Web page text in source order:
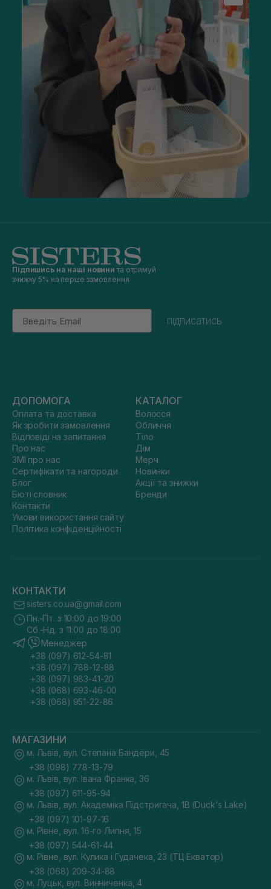
Підпишись на наші новини та отримуй
знижку 5% на перше замовлення
Email
підписатись
ДОПОМОГА
Оплата та доставка
Як зробити замовлення
Відповіді на запитання
Про нас
ЗМІ про нас
Сертифікати та нагороди
Блог
Бюті словник
Контакти
Умови використання сайту
Політика конфіденційності
КАТАЛОГ
Волосся
Обличчя
Тіло
Дім
Мерч
Новинки
Акції та знижки
Бренди
КОНТАКТИ
sisters.co.ua@gmail.com
Пн.-Пт. з 10:00 до 19:00
Сб.-Нд. з 11:00 до 18:00
Менеджер
+38 (097) 612-54-81
+38 (097) 788-12-88
+38 (097) 983-41-20
+38 (068) 693-46-00
+38 (068) 951-22-86
МАГАЗИНИ
м. Львів, вул. Степана Бандери, 45
+38 (098) 778-13-79
м. Львів, вул. Івана Франка, 36
+38 (097) 611-95-94
м. Львів, вул. Академіка Підстригача, 1В (Duck's Lake)
+38 (097) 101-97-16
м. Рівне, вул. 16-го Липня, 15
+38 (097) 544-61-44
м. Рівне, вул. Кулика і Гудачека, 23 (ТЦ Екватор)
+38 (068) 209-34-88
м. Луцьк, вул. Винниченка, 4